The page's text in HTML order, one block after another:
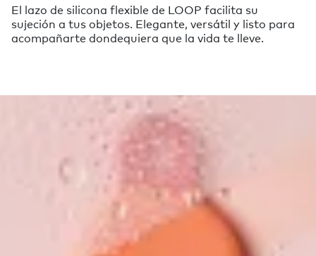
El lazo de silicona flexible de LOOP facilita su
sujeción a tus objetos. Elegante, versátil y listo para
acompañarte dondequiera que la vida te lleve.